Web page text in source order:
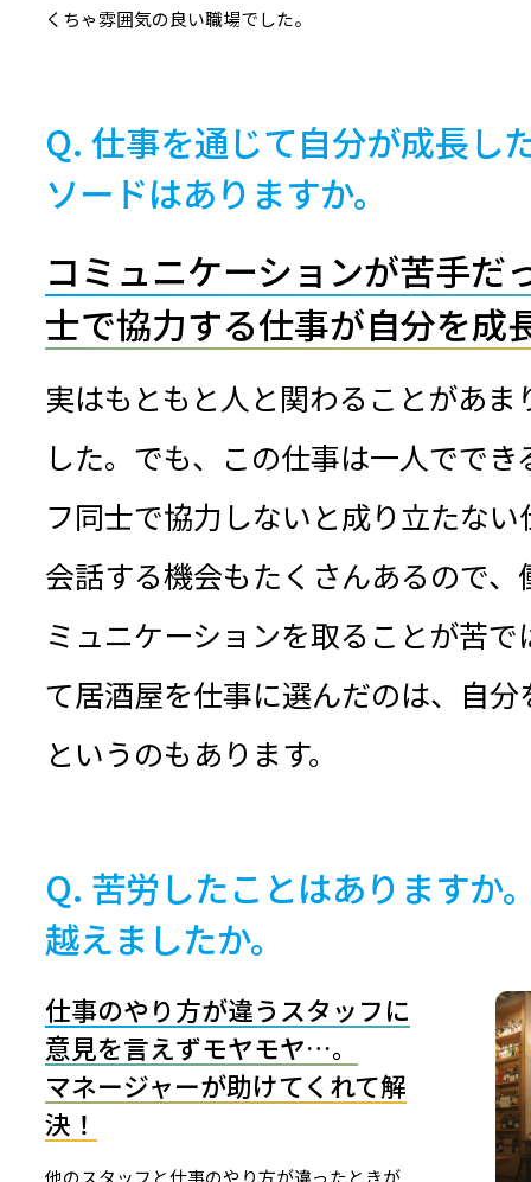
くちゃ雰囲気の良い職場でした。
仕事を通じて自分が成長し
ソードはありますか。
コミュニケーションが苦手だ
士で協力する仕事が自分を成
実はもともと人と関わることがあ
した。でも、この仕事は一人でで
フ同士で協力しないと成り立たな
会話する機会もたくさんあるので
ミュニケーションを取ることが苦
て居酒屋を仕事に選んだのは、自
というのもあります。
苦労したことはありますか
越えましたか。
仕事のやり方が違うスタッフに
意見を言えずモヤモヤ…。
マネージャーが助けてくれて解
決！
他のスタッフと仕事のやり方が違ったときが